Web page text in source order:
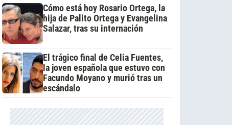
Cómo está hoy Rosario Ortega, la
hija de Palito Ortega y Evangelina
Salazar, tras su internación
El trágico final de Celia Fuentes,
la joven española que estuvo con
Facundo Moyano y murió tras un
escándalo